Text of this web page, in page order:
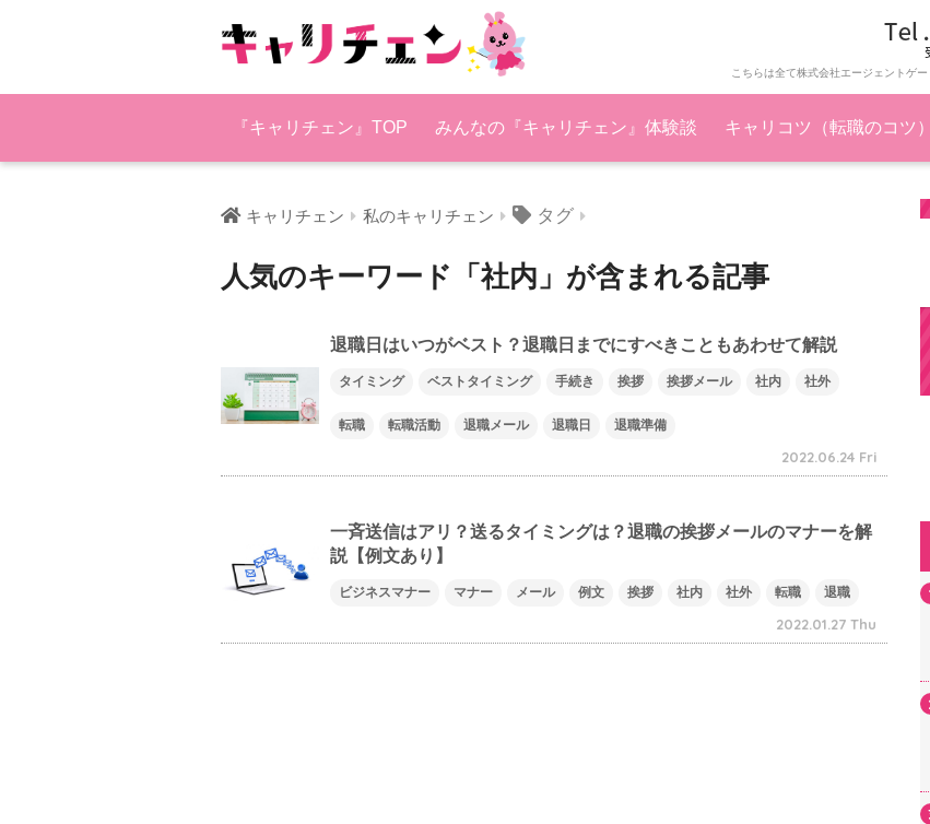
こちらは全て株式会社エージェントゲ
『キャリチェン』TOP みんなの『キャリチェン』体験談 キャリコツ（転職のコツ）
キャリチェン 私のキャリチェン タグ
人気のキーワード「社内」が含まれる記事
退職日はいつがベスト？退職日までにすべきこともあわせて解説
タイミング ベストタイミング 手続き 挨拶 挨拶メール 社内 社外
転職 転職活動 退職メール 退職日 退職準備
2022.06.24 Fri
一斉送信はアリ？送るタイミングは？退職の挨拶メールのマナーを解
説【例文あり】
ビジネスマナー マナー メール 例文 挨拶 社内 社外 転職 退職
2022.01.27 Thu